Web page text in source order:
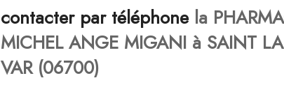
contacter par téléphonela
MICHEL ANGE MIGANI à SAINT
VAR (06700)